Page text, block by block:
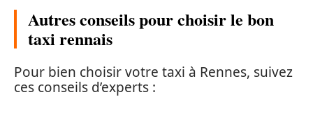
Autres conseils pour choisir le bon
taxi rennais
Pour bien choisir votre taxi à Rennes, suivez
ces conseils d’experts :